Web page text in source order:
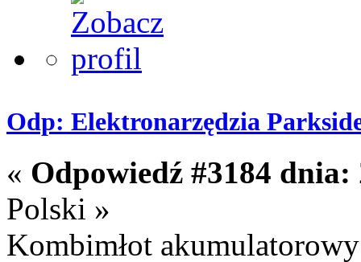
Odp: Elektronarzędzia
« Odpowiedź #3184 dnia:
Polski »
Kombimłot